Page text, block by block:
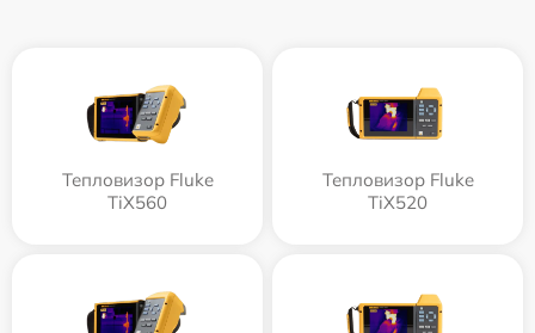
Тепловизор Fluke
TiX560
Тепловизор Fluke
TiX520